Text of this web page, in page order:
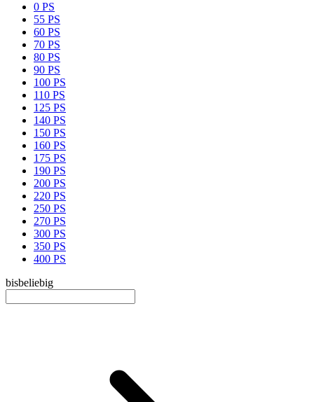
0 PS
55 PS
60 PS
70 PS
80 PS
90 PS
100 PS
110 PS
125 PS
140 PS
150 PS
160 PS
175 PS
190 PS
200 PS
220 PS
250 PS
270 PS
300 PS
350 PS
400 PS
bisbeliebig